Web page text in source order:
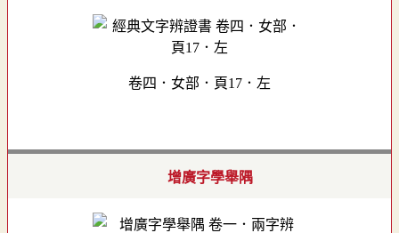
卷四．女部．頁17．左
增廣字學舉隅